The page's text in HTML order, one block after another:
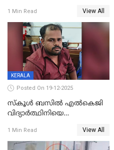
ക്രൂരകൊലപാതകത്തില്‍
സഹോദരിപുത്രന് ജീവപര്യന്തം
1 Min Read View All
KERALA
Posted On 19-12-2025
സ്കൂൾ ബസിൽ എൽകെജി
വിദ്യാര്‍ത്ഥിനിയെ
ക്ലീനര്‍ പിടിയിൽ
1 Min Read View All